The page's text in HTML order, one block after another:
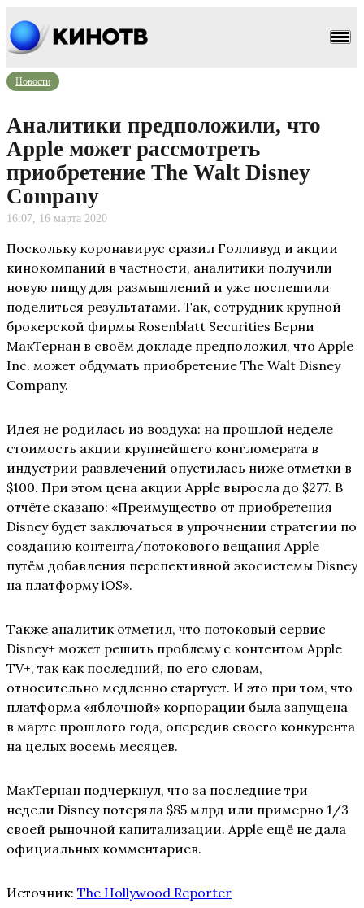
Новости
Аналитики предположили, что
Apple может рассмотреть
приобретение The Walt Disney
Company
16:07, 16 марта 2020
Поскольку коронавирус сразил Голливуд и акции
кинокомпаний в частности, аналитики получили
новую пищу для размышлений и уже поспешили
поделиться результатами. Так, сотрудник крупной
брокерской фирмы Rosenblatt Securities Берни
МакТернан в своём докладе предположил, что Apple
Inc. может обдумать приобретение The Walt Disney
Company.
Идея не родилась из воздуха: на прошлой неделе
стоимость акции крупнейшего конгломерата в
индустрии развлечений опустилась ниже отметки в
$100. При этом цена акции Apple выросла до $277. В
отчёте сказано: «Преимущество от приобретения
Disney будет заключаться в упрочнении стратегии по
созданию контента/потокового вещания Apple
путём добавления перспективной экосистемы Disney
на платформу iOS».
Также аналитик отметил, что потоковый сервис
Disney+ может решить проблему с контентом Apple
TV+, так как последний, по его словам,
относительно медленно стартует. И это при том, что
платформа «яблочной» корпорации была запущена
в марте прошлого года, опередив своего конкурента
на целых восемь месяцев.
МакТернан подчеркнул, что за последние три
недели Disney потеряла $85 млрд или примерно 1/3
своей рыночной капитализации. Apple ещё не дала
официальных комментариев.
Источник: The Hollywood Reporter